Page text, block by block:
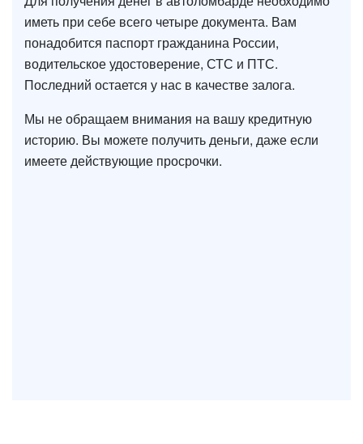
иметь при себе всего четыре документа. Вам
понадобится паспорт гражданина России,
водительское удостоверение, СТС и ПТС.
Последний остается у нас в качестве залога.
Мы не обращаем внимания на вашу кредитную
историю. Вы можете получить деньги, даже если
имеете действующие просрочки.